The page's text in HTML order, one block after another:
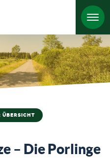
ÜBERSICHT
– Die Porlinge